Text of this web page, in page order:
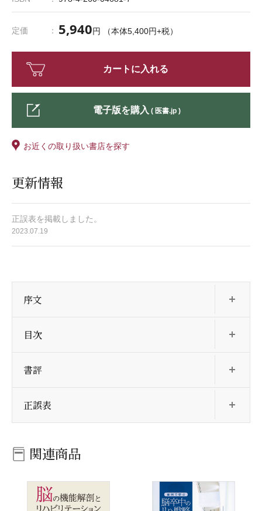
定価 5,940円 （本体5,400円+税）
カートに入れる
電子版を購入 ( 医書.jp )
お近くの取り扱い書店を探す
更新情報
正誤表を掲載しました。
2023.07.19
序文
目次
書評
正誤表
関連商品